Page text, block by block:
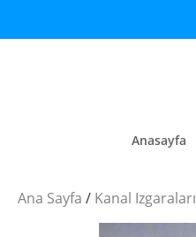
Anasayfa
Ana Sayfa / Kanal Izgaraları